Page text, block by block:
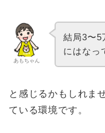
あもちゃん
結局3〜5
にはなっ
と感じるかもしれま
ている環境です。